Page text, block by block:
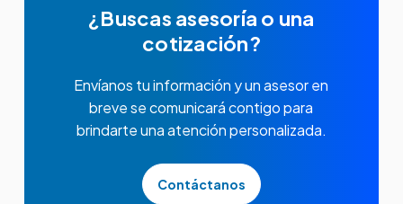
¿Buscas asesoría o una
cotización?
Envíanos tu información y un asesor en
breve se comunicará contigo para
brindarte una atención personalizada.
Contáctanos